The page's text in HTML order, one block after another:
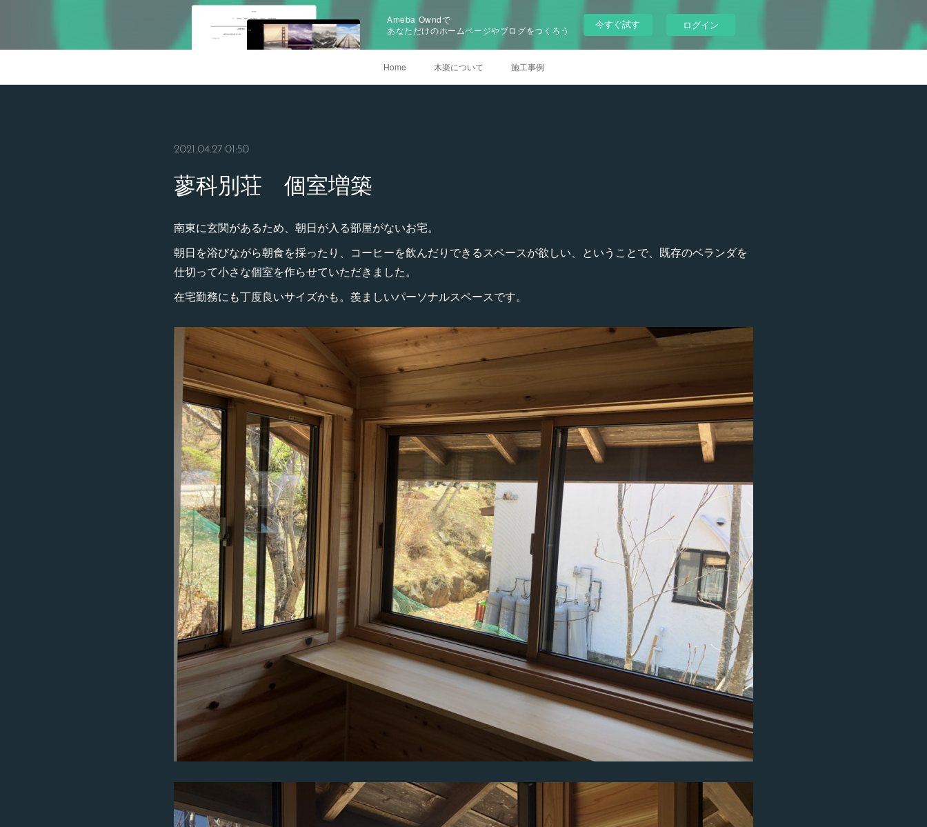
Ameba Owndで
あなただけのホームページやブログをつくろう
今すぐ試す ログイン
Home 木楽について 施工事例
2021.04.27 01:50
蓼科別荘 個室増築
南東に玄関があるため、朝日が入る部屋がないお宅。
朝日を浴びながら朝食を採ったり、コーヒーを飲んだりできるスペースが欲しい、ということで、既存のベランダを
仕切って小さな個室を作らせていただきました。
在宅勤務にも丁度良いサイズかも。羨ましいパーソナルスペースです。